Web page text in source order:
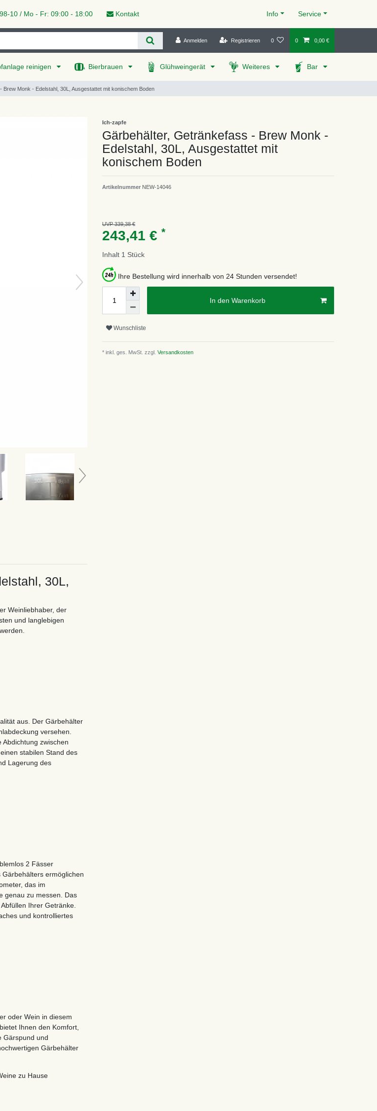
10 / Mo - Fr: 09:00 - 18:00 Kontakt Info Service
Anmelden Registrieren 0 0 0,00 €
reinigen Bierbrauen Glühweingerät Weiteres Bar
Brew Monk - Edelstahl, 30L, Ausgestattet mit konischem Boden
Ich-zapfe
Gärbehälter, Getränkefass - Brew Monk -
Edelstahl, 30L, Ausgestattet mit
konischem Boden
Artikelnummer NEW-14046
UVP 339,38 €
243,41 € *
Inhalt 1 Stück
Ihre Bestellung wird innerhalb von 24 Stunden versendet!
In den Warenkorb
Wunschliste
* inkl. ges. MwSt. zzgl. Versandkosten
30L,
Weinliebhaber, der
und langlebigen
aus. Der Gärbehälter
versehen.
zwischen
stabilen Stand des
Lagerung des
2 Fässer
ermöglichen
das im
genau zu messen. Das
Ihrer Getränke.
und kontrolliertes
oder Wein in diesem
Ihnen den Komfort,
Gärspund und
Gärbehälter
zu Hause